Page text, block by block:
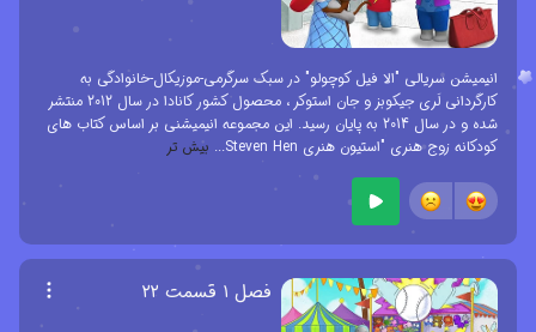
انیمیشن سریالی "الا فیل کوچولو" در سبک سرگرمی-موزیکال-خانوادگی به
کارگردانی لَری جیکوبز و جان استوکر ، محصول کشور کانادا در سال 2012 منتشر
شده و در سال 2014 به پایان رسید. این مجموعه انیمیشنی بر اساس کتاب های
کودکانه زوج هنری "استیون هنری Steven Hen
... بیش تر
فصل ۱ قسمت ۲۲